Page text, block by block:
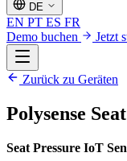
DE
EN PT ES FR
Demo buchen
Jetzt
Zurück zu Geräten
Polysense
Seat Pressure IoT